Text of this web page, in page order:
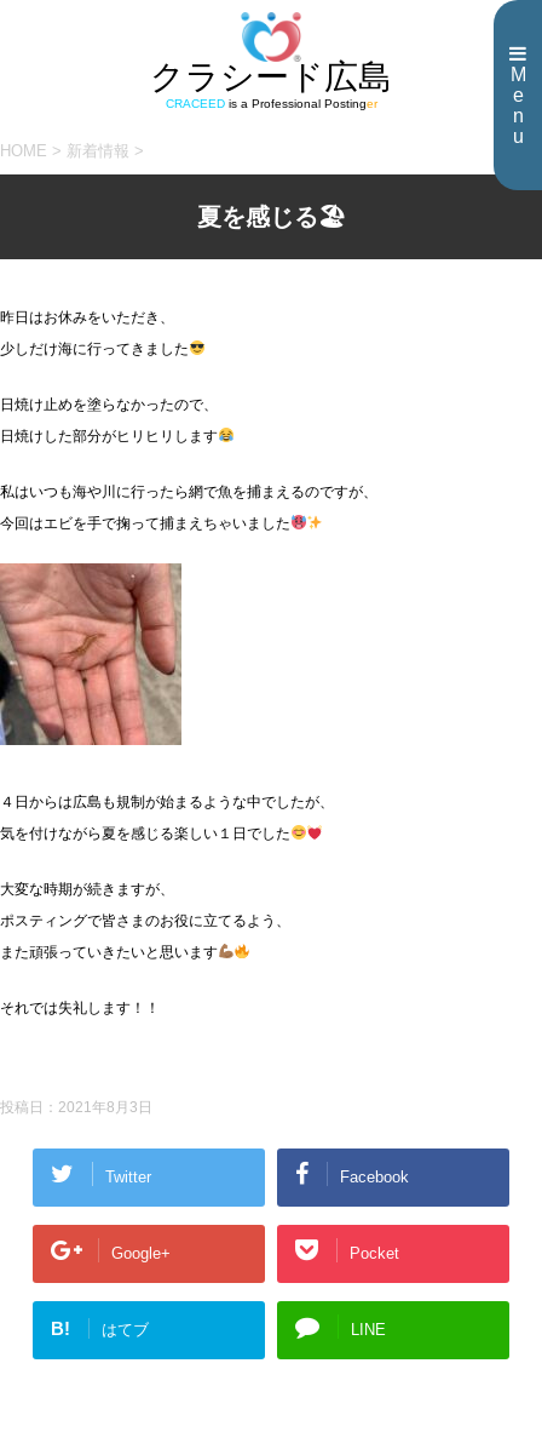
M
e
n
u
クラシード広島
CRACEEDis a Professional Postinger
HOME > 新着情報 >
夏を感じる🏖
昨日はお休みをいただき、
少しだけ海に行ってきました
日焼け止めを塗らなかったので、
日焼けした部分がヒリヒリします
私はいつも海や川に行ったら網で魚を捕まえるのですが、
今回はエビを手で掬って捕まえちゃいました
４日からは広島も規制が始まるような中でしたが、
気を付けながら夏を感じる楽しい１日でした
大変な時期が続きますが、
ポスティングで皆さまのお役に立てるよう、
また頑張っていきたいと思います
それでは失礼します！！
投稿日： 2021年8月3日
Twitter Facebook
Google+ Pocket
B! はてブ LINE